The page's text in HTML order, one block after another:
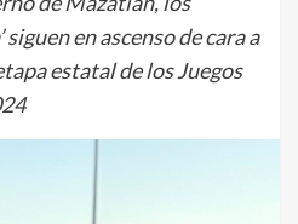
en ascenso de cara a
estatal de los Juegos